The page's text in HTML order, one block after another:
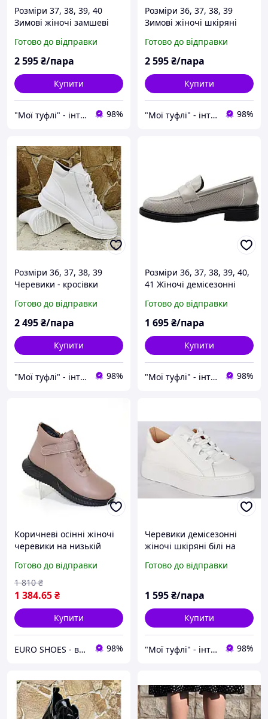
Розміри 37, 38, 39, 40
Зимові жіночі замшеві
платформі, чорні
Mermaid 112-11
Готово до відправки
2 595₴/пара
Купити
"Мої туфлі" - інтернет магазин взуття на всі випадки життя. 98%
Розміри 36, 37, 38, 39
Зимові жіночі шкіряні
платформі, бежеві
Mermaid 003
Готово до відправки
2 595₴/пара
Купити
"Мої туфлі" - інтернет магазин взуття на всі випадки життя. 98%
Розміри 36, 37, 38, 39
Черевики - кросівки
білі Mermaid 530
Готово до відправки
2 495₴/пара
Купити
"Мої туфлі" - інтернет магазин взуття на всі випадки життя. 98%
Розміри 36, 37, 38, 39, 40,
41 Жіночі демісезонні
на платформі з піни,
чорні, легкі та зручні
Готово до відправки
1 695₴/пара
Купити
"Мої туфлі" - інтернет магазин взуття на всі випадки життя. 98%
Коричневі осінні жіночі
черевики на низькій
блискавці коричневий
euro shoes
Готово до відправки
1 384.65₴
1 810 ₴
Купити
EURO SHOES - взуття з європи швидко 🚚 та без передоплат 🚀 98%
Черевики демісезонні
жіночі шкіряні білі на
38
Готово до відправки
1 595₴/пара
Купити
"Мої туфлі" - інтернет магазин взуття на всі випадки життя. 98%